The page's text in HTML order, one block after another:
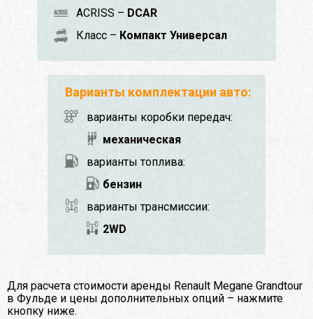
ACRISS – DCAR
Класс – Компакт Универсал
Варианты комплектации авто:
варианты коробки передач:
механическая
варианты топлива:
бензин
варианты трансмиссии:
2WD
Для расчета стоимости аренды Renault Megane Grandtour
в Фульде и цены дополнительных опций – нажмите
кнопку ниже.